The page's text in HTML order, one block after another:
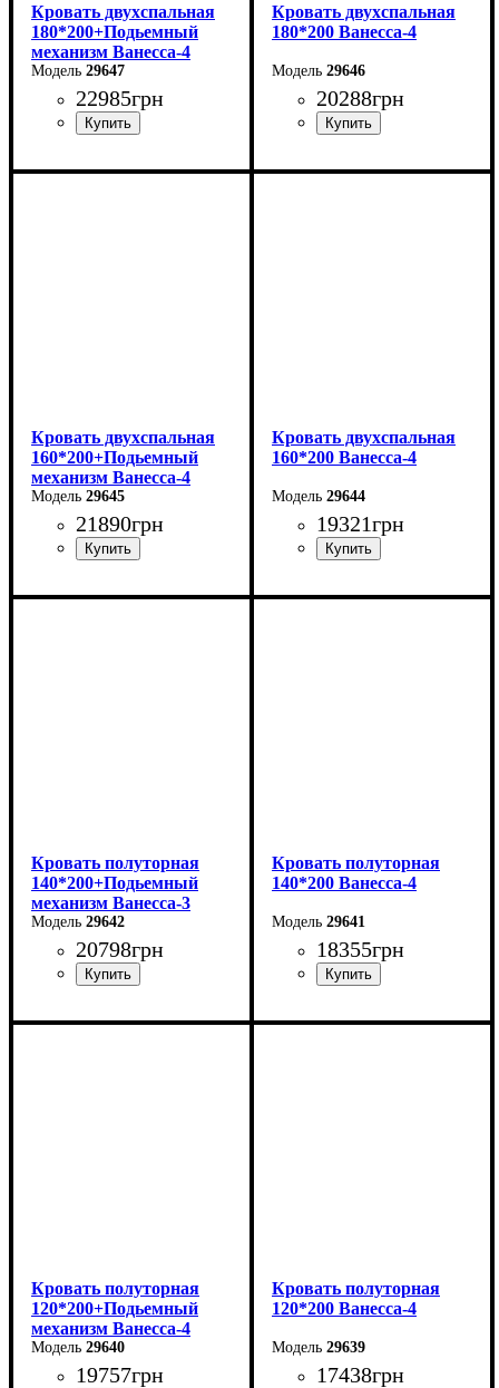
Кровать двухспальная
180*200+Подьемный
механизм Ванесса-4
29647
22985грн
Ширина: 226 см
Кровать двухспальная
180*200 Ванесса-4
29646
20288грн
Ширина: 226 см
Кровать двухспальная
160*200+Подьемный
механизм Ванесса-4
29645
21890грн
Ширина: 186 см
Кровать двухспальная
160*200 Ванесса-4
29644
19321грн
Ширина: 186 см
Кровать полуторная
140*200+Подьемный
механизм Ванесса-3
29642
20798грн
Ширина: 166 см
Кровать полуторная
140*200 Ванесса-4
29641
18355грн
Ширина: 166 см
Кровать полуторная
120*200+Подьемный
механизм Ванесса-4
29640
19757грн
Кровать полуторная
120*200 Ванесса-4
29639
17438грн